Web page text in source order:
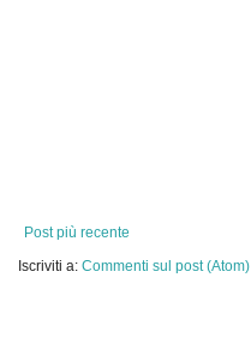
Post più recente
Iscriviti a: Commenti sul post (Atom)